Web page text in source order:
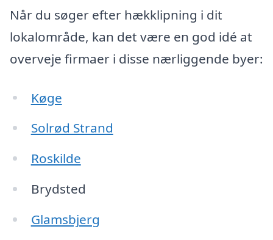
Når du søger efter hækklipning i dit
lokalområde, kan det være en god idé at
overveje firmaer i disse nærliggende byer:
Køge
Solrød Strand
Roskilde
Brydsted
Glamsbjerg